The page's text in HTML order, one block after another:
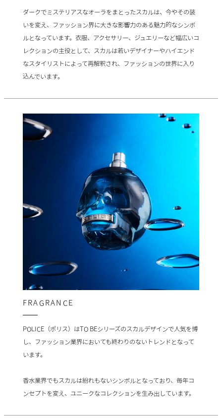
ダークでミステリアスなオーラをまとったスカルは、今やその装
いを変え、ファッション界に大きな影響力のある魅力的なシンボ
ルとなっています。衣服、アクセサリー、ジュエリーなど幅広いコ
レクションの主役として、スカルは若いデザイナーやハイエンド
なスタイリストによって再解釈され、ファッションの世界に入り
込んでいます。
FRAGRANCE
POLICE（ポリス）はTO BEシリーズのスカルデザインで人気を博
し、ファッション業界においても終わりのないトレンドとなって
います。
香水業界でもスカルは紛れもないシンボルとなっており、毎年コ
ンセプトを変え、ユニークなコレクションを生み出しています。